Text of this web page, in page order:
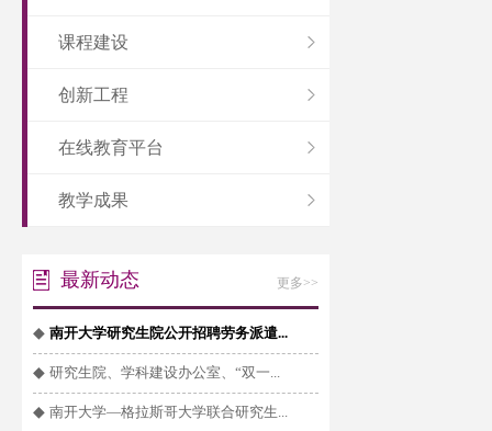
课程建设
创新工程
在线教育平台
教学成果
最新动态 更多>>
◆ 南开大学研究生院公开招聘劳务派遣...
◆ 研究生院、学科建设办公室、“双一...
◆ 南开大学—格拉斯哥大学联合研究生...